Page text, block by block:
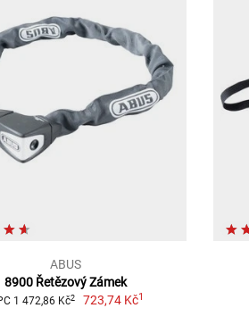
ABUS
8900 Řetězový Zámek
1 472,86 Kč2 723,74 Kč1